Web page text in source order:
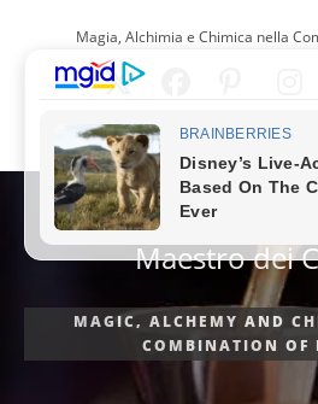
contenuto
Magia, Alchimia e Chimica nella
ITALIANO
Maestro dei
MAGIC, ALCHEMY AND
COMBINATION OF